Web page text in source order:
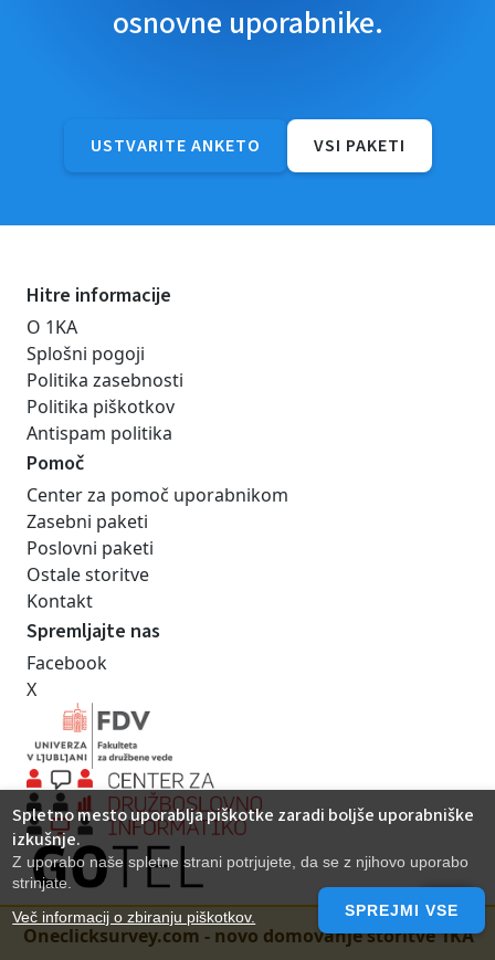
Oneclicksurvey.com - novo domovanje storitve 1KA
osnovne uporabnike.
USTVARITE ANKETO VSI PAKETI
Hitre informacije
O 1KA
Splošni pogoji
Politika zasebnosti
Politika piškotkov
Antispam politika
Pomoč
Center za pomoč uporabnikom
Zasebni paketi
Poslovni paketi
Ostale storitve
Kontakt
Spremljajte nas
Facebook
X
Spletno mesto uporablja piškotke zaradi boljše uporabniške
izkušnje.
Z uporabo naše spletne strani potrjujete, da se z njihovo uporabo
strinjate.
Več informacij o zbiranju piškotkov.
SPREJMI VSE